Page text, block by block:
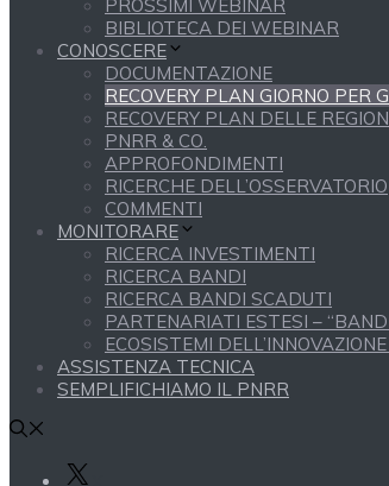
PROSSIMI WEBINAR
BIBLIOTECA DEI WEBINAR
CONOSCERE
DOCUMENTAZIONE
RECOVERY PLAN GIORNO PER
RECOVERY PLAN DELLE
PNRR & CO.
APPROFONDIMENTI
RICERCHE DELL’OSSERVATORIO
COMMENTI
MONITORARE
RICERCA INVESTIMENTI
RICERCA BANDI
RICERCA BANDI SCADUTI
PARTENARIATI ESTESI –
ECOSISTEMI
ASSISTENZA TECNICA
SEMPLIFICHIAMO IL PNRR